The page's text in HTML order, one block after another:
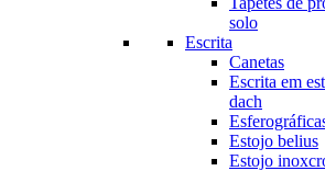
solo
Escrita
Canetas
Escrita em
dach
Estojo belius
Estojo